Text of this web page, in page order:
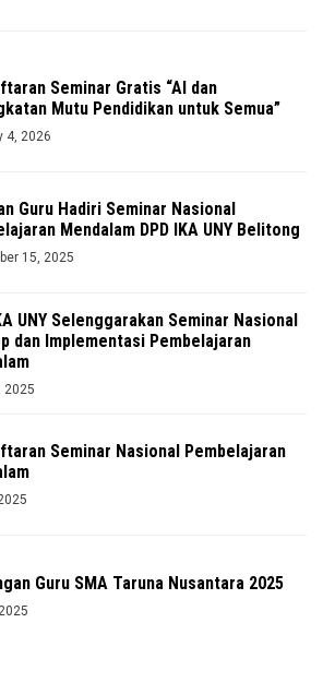
Seminar Gratis “AI dan
Mutu Pendidikan untuk Semua”
4, 2026
Guru Hadiri Seminar Nasional
Mendalam DPD IKA UNY Belitong
15, 2025
UNY Selenggarakan Seminar Nasional
dan Implementasi Pembelajaran
2025
Seminar Nasional Pembelajaran
Guru SMA Taruna Nusantara 2025